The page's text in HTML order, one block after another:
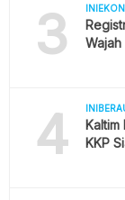
3
Wajah
4
KKP